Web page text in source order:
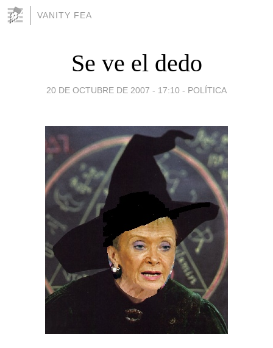
VANITY FEA
Se ve el dedo
20 DE OCTUBRE DE 2007 - 17:10 - POLÍTICA